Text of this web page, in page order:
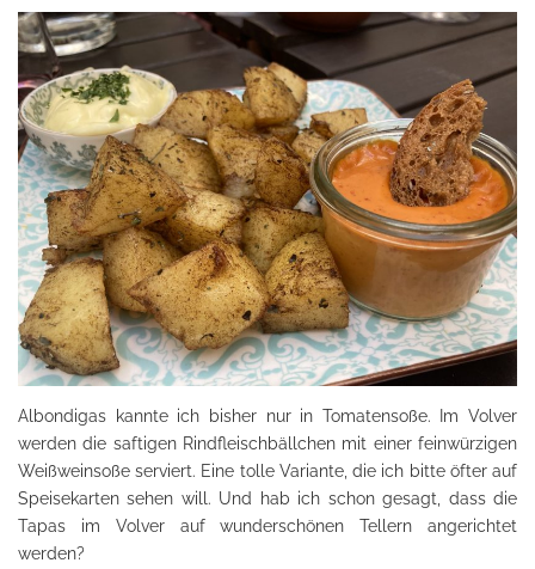
Albondigas kannte ich bisher nur in Tomatensoße. Im Volver
werden die saftigen Rindfleischbällchen mit einer feinwürzigen
Weißweinsoße serviert. Eine tolle Variante, die ich bitte öfter auf
Speisekarten sehen will. Und hab ich schon gesagt, dass die
Tapas im Volver auf wunderschönen Tellern angerichtet
werden?